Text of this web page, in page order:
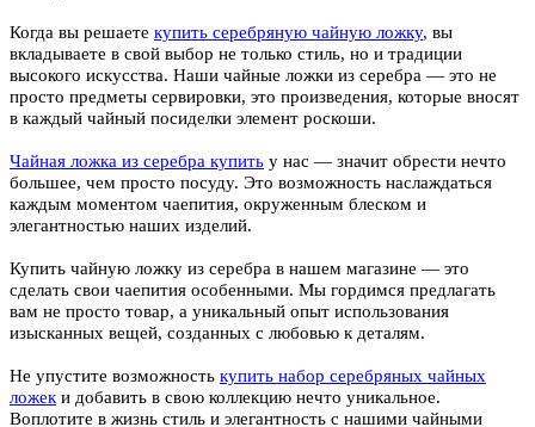
Когда вы решаете купить серебряную чайную ложку, вы
вкладываете в свой выбор не только стиль, но и традиции
высокого искусства. Наши чайные ложки из серебра — это не
просто предметы сервировки, это произведения, которые вносят
в каждый чайный посиделки элемент роскоши.
Чайная ложка из серебра купить у нас — значит обрести нечто
большее, чем просто посуду. Это возможность наслаждаться
каждым моментом чаепития, окруженным блеском и
элегантностью наших изделий.
Купить чайную ложку из серебра в нашем магазине — это
сделать свои чаепития особенными. Мы гордимся предлагать
вам не просто товар, а уникальный опыт использования
изысканных вещей, созданных с любовью к деталям.
Не упустите возможность купить набор серебряных чайных
ложек и добавить в свою коллекцию нечто уникальное.
Воплотите в жизнь стиль и элегантность с нашими чайными